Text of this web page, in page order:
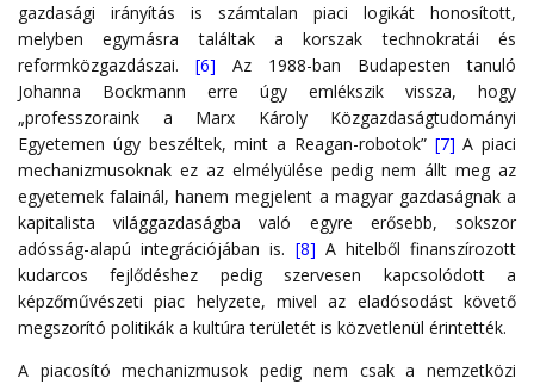
gazdasági irányítás is számtalan piaci logikát honosított,
melyben egymásra találtak a korszak technokratái és
reformközgazdászai. [6] Az 1988-ban Budapesten tanuló
Johanna Bockmann erre úgy emlékszik vissza, hogy
„professzoraink a Marx Károly Közgazdaságtudományi
Egyetemen úgy beszéltek, mint a Reagan-robotok” [7] A piaci
mechanizmusoknak ez az elmélyülése pedig nem állt meg az
egyetemek falainál, hanem megjelent a magyar gazdaságnak a
kapitalista világgazdaságba való egyre erősebb, sokszor
adósság-alapú integrációjában is. [8] A hitelből finanszírozott
kudarcos fejlődéshez pedig szervesen kapcsolódott a
képzőművészeti piac helyzete, mivel az eladósodást követő
megszorító politikák a kultúra területét is közvetlenül érintették.
A piacosító mechanizmusok pedig nem csak a nemzetközi